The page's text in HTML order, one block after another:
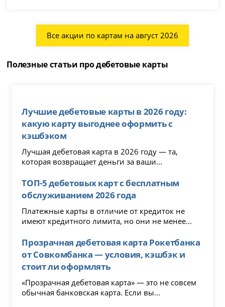
Все акции по картам на август 2026
Полезные статьи про дебетовые карты
Лучшие дебетовые карты в 2026 году:
какую карту выгоднее оформить с
кэшбэком
Лучшая дебетовая карта в 2026 году — та,
которая возвращает деньги за ваши...
ТОП-5 дебетовых карт с бесплатным
обслуживанием 2026 года
Платежные карты в отличие от кредиток не
имеют кредитного лимита, но они не менее...
Прозрачная дебетовая карта Рокетбанка
от Совкомбанка — условия, кэшбэк и
стоит ли оформлять
«Прозрачная дебетовая карта» — это не совсем
обычная банковская карта. Если вы...